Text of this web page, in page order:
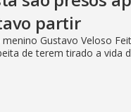
partir
Gustavo Veloso
de terem tirado a vida